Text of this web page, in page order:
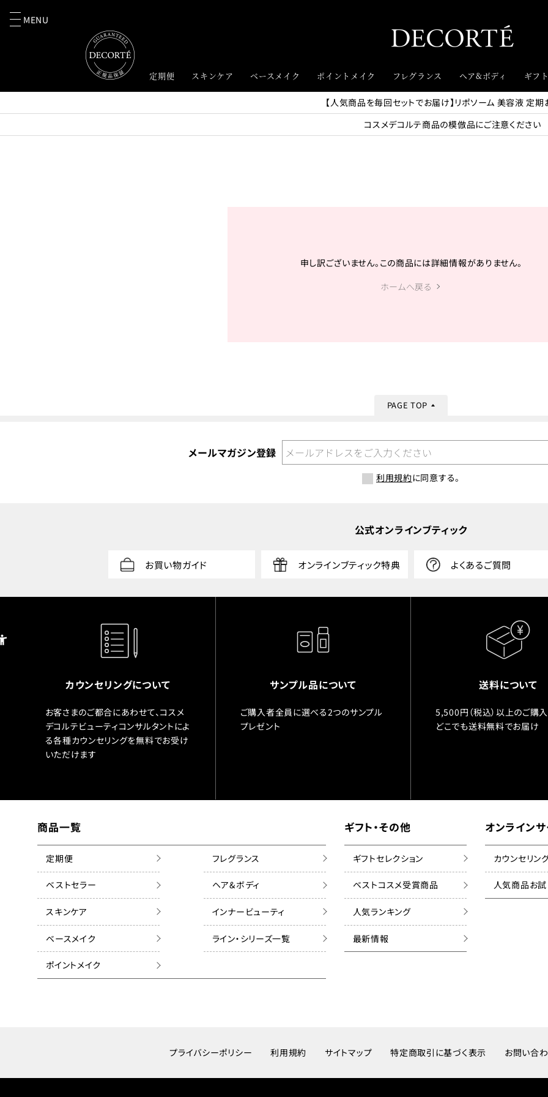
MENU
定期便 スキンケア ベースメイク ポイントメイク フレグランス ヘア&ボディ ギフ
【人気商品を毎回セットでお届け】リポソーム 美容液 定
コスメデコルテ商品の模倣品にご注意ください
申し訳ございません。この商品には詳細情報がありません。
ホームへ戻る
PAGE TOP
メールマガジン登録
利用規約に同意する。
公式オンラインブティック
お買い物ガイド オンラインブティック特典 よくあるご質問
カウンセリングについて
お客さまのご都合にあわせて、コスメ
デコルテビューティコンサルタントによ
る各種カウンセリングを無料でお受け
いただけます
サンプル品について
ご購入者全員に選べる2つのサンプル
プレゼント
送料について
5,500円（税込）以上のご購
どこでも送料無料でお届け
商品一覧
定期便
ベストセラー
スキンケア
ベースメイク
ポイントメイク
フレグランス
ヘア&ボディ
インナービューティ
ライン・シリーズ一覧
ギフト・その他
ギフトセレクション
ベストコスメ受賞商品
人気ランキング
最新情報
オンライン
カウンセリン
人気商品お
プライバシーポリシー 利用規約 サイトマップ 特定商取引に基づく表示 お問い合